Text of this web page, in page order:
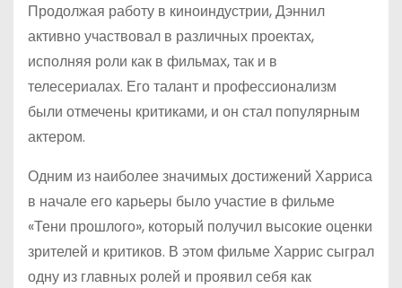
Продолжая работу в киноиндустрии, Дэннил
активно участвовал в различных проектах,
исполняя роли как в фильмах, так и в
телесериалах. Его талант и профессионализм
были отмечены критиками, и он стал популярным
актером.
Одним из наиболее значимых достижений Харриса
в начале его карьеры было участие в фильме
«Тени прошлого», который получил высокие оценки
зрителей и критиков. В этом фильме Харрис сыграл
одну из главных ролей и проявил себя как